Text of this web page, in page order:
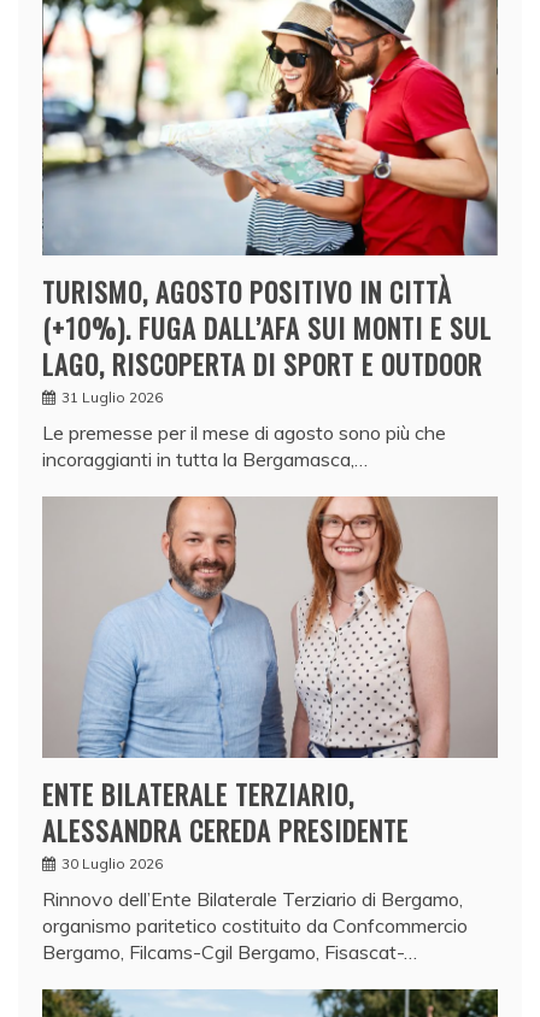
TURISMO, AGOSTO POSITIVO IN CITTÀ
(+10%). FUGA DALL’AFA SUI MONTI E SUL
LAGO, RISCOPERTA DI SPORT E OUTDOOR
31 Luglio 2026
Le premesse per il mese di agosto sono più che
incoraggianti in tutta la Bergamasca,…
ENTE BILATERALE TERZIARIO,
ALESSANDRA CEREDA PRESIDENTE
30 Luglio 2026
Rinnovo dell’Ente Bilaterale Terziario di Bergamo,
organismo paritetico costituito da Confcommercio
Bergamo, Filcams-Cgil Bergamo, Fisascat-…